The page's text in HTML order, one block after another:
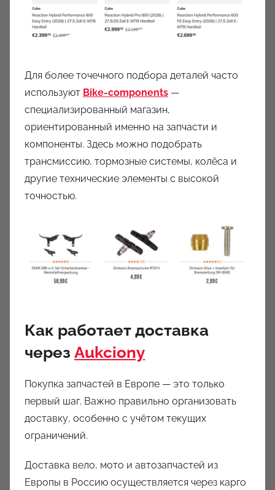
Для более точечного подбора деталей часто
используют Bike-components —
специализированный магазин,
ориентированный именно на запчасти и
компоненты. Здесь можно подобрать
трансмиссию, тормозные системы, колёса и
другие технические элементы с высокой
точностью.
Как работает доставка
через Aukciony
Покупка запчастей в Европе — это только
первый шаг. Важно правильно организовать
доставку, особенно с учётом текущих
ограничений.
Доставка вело, мото и автозапчастей из
Европы в Россию осуществляется через карго